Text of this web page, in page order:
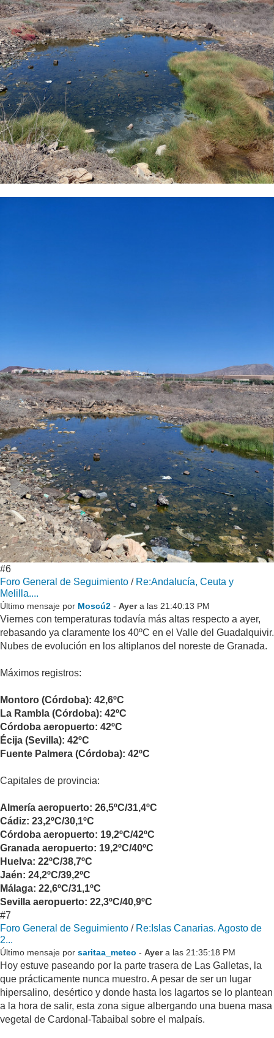
#6
Foro General de Seguimiento / Re:Andalucía, Ceuta y
Melilla....
Último mensaje por Moscú2 - Ayera las 21:40:13 PM
Viernes con temperaturas todavía más altas respecto a ayer,
rebasando ya claramente los 40ºC en el Valle del Guadalquivir.
Nubes de evolución en los altiplanos del noreste de Granada.
Máximos registros:
Montoro (Córdoba): 42,6ºC
La Rambla (Córdoba): 42ºC
Córdoba aeropuerto: 42ºC
Écija (Sevilla): 42ºC
Fuente Palmera (Córdoba): 42ºC
Capitales de provincia:
Almería aeropuerto: 26,5ºC/31,4ºC
Cádiz: 23,2ºC/30,1ºC
Córdoba aeropuerto: 19,2ºC/42ºC
Granada aeropuerto: 19,2ºC/40ºC
Huelva: 22ºC/38,7ºC
Jaén: 24,2ºC/39,2ºC
Málaga: 22,6ºC/31,1ºC
Sevilla aeropuerto: 22,3ºC/40,9ºC
#7
Foro General de Seguimiento / Re:Islas Canarias. Agosto de
2...
Último mensaje por saritaa_meteo - Ayera las 21:35:18 PM
Hoy estuve paseando por la parte trasera de Las Galletas, la
que prácticamente nunca muestro. A pesar de ser un lugar
hipersalino, desértico y donde hasta los lagartos se lo plantean
a la hora de salir, esta zona sigue albergando una buena masa
vegetal de Cardonal-Tabaibal sobre el malpaís.